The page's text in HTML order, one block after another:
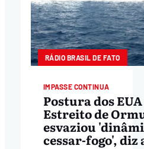
RÁDIO BRASIL DE FATO
IMPASSE CONTINUA
Postura dos
Estreito de
esvaziou
cessar-fogo', diz